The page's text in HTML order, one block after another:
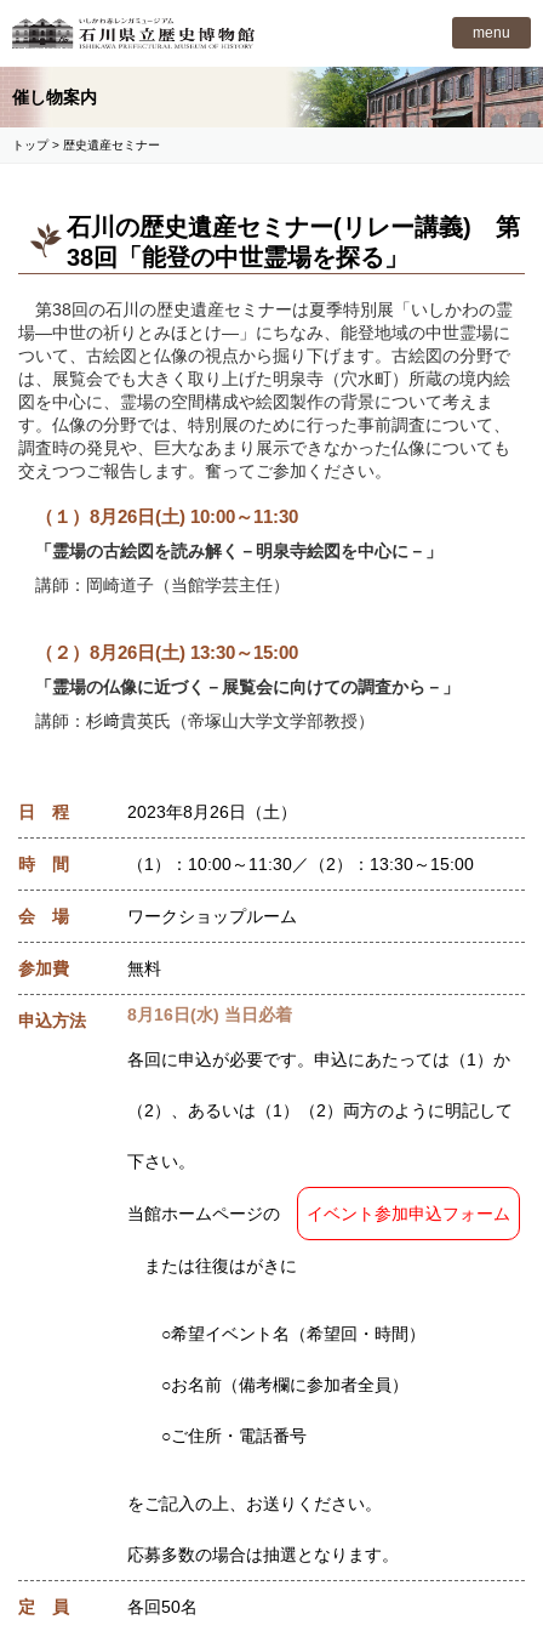
催し物案内
トップ> 歴史遺産セミナー
menu
石川の歴史遺産セミナー(リレー講義) 第
38回「能登の中世霊場を探る」
第38回の石川の歴史遺産セミナーは夏季特別展「いしかわの霊
場―中世の祈りとみほとけ―」にちなみ、能登地域の中世霊場に
ついて、古絵図と仏像の視点から掘り下げます。古絵図の分野で
は、展覧会でも大きく取り上げた明泉寺（穴水町）所蔵の境内絵
図を中心に、霊場の空間構成や絵図製作の背景について考えま
す。仏像の分野では、特別展のために行った事前調査について、
調査時の発見や、巨大なあまり展示できなかった仏像についても
交えつつご報告します。奮ってご参加ください。
（１）8月26日(土) 10:00～11:30
「霊場の古絵図を読み解く－明泉寺絵図を中心に－」
講師：岡崎道子（当館学芸主任）
（２）8月26日(土) 13:30～15:00
「霊場の仏像に近づく－展覧会に向けての調査から－」
講師：杉﨑貴英氏（帝塚山大学文学部教授）
日 程 2023年8月26日（土）
時 間 （1）：10:00～11:30／（2）：13:30～15:00
会 場 ワークショップルーム
参加費 無料
申込方法 8月16日(水) 当日必着
各回に申込が必要です。申込にあたっては（1）か
（2）、あるいは（1）（2）両方のように明記して
下さい。
当館ホームページの イベント参加申込フォーム
または往復はがきに
○希望イベント名（希望回・時間）
○お名前（備考欄に参加者全員）
○ご住所・電話番号
をご記入の上、お送りください。
応募多数の場合は抽選となります。
定 員 各回50名